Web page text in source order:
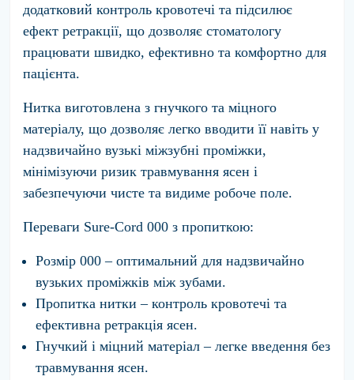
додатковий контроль кровотечі та підсилює
ефект ретракції, що дозволяє стоматологу
працювати швидко, ефективно та комфортно для
пацієнта.
Нитка виготовлена з гнучкого та міцного
матеріалу, що дозволяє легко вводити її навіть у
надзвичайно вузькі міжзубні проміжки,
мінімізуючи ризик травмування ясен і
забезпечуючи чисте та видиме робоче поле.
Переваги Sure-Cord 000 з пропиткою:
Розмір 000 – оптимальний для надзвичайно
вузьких проміжків між зубами.
Пропитка нитки – контроль кровотечі та
ефективна ретракція ясен.
Гнучкий і міцний матеріал – легке введення без
травмування ясен.